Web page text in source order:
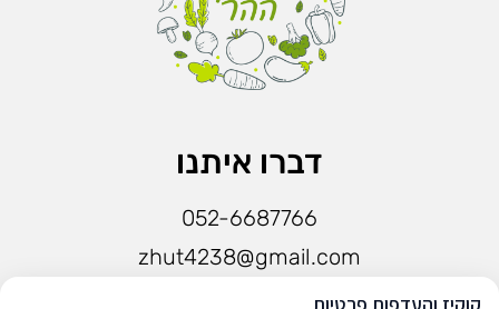
דברו איתנו
052-6687766
zhut4238@gmail.com
חפשו אותנו בפייסבוקקוקיז והעדפות פרטיות